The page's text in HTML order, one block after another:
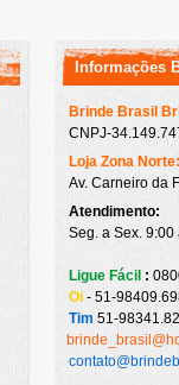
Informações
Brinde Brasil
CNPJ-
Loja Zona
Av. Carneiro da
Atendimento:
Seg. a Sex.
Ligue Fácil :
Oi - 51-
Tim 51-